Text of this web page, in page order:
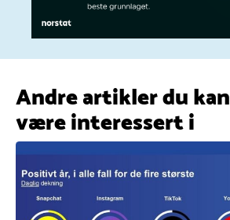
Andre artikler du kan
være interessert i